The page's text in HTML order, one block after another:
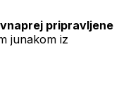
pripravljene
junakom iz